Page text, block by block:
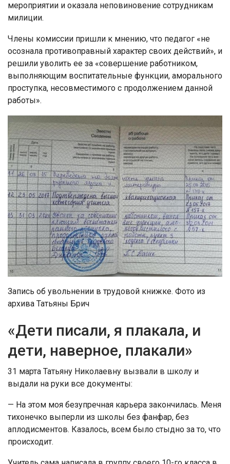
мероприятии и оказала неповиновение сотрудникам
милиции.
Члены комиссии пришли к мнению, что педагог «не
осознала противоправный характер своих действий», и
решили уволить ее за «совершение работником,
выполняющим воспитательные функции, аморального
проступка, несовместимого с продолжением данной
работы».
Запись об увольнении в трудовой книжке. Фото из
архива Татьяны Брич
«Дети писали, я плакала, и
дети, наверное, плакали»
31 марта Татьяну Николаевну вызвали в школу и
выдали на руки все документы:
— На этом моя безупречная карьера закончилась. Меня
тихонечко выперли из школы без фанфар, без
аплодисментов. Казалось, всем было стыдно за то, что
происходит.